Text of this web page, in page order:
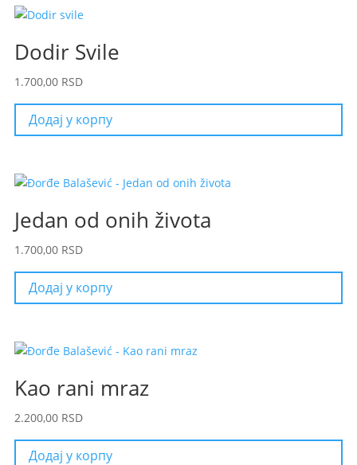
Dodir Svile
1.700,00 RSD
Додај у корпу
Jedan od onih života
1.700,00 RSD
Додај у корпу
Kao rani mraz
2.200,00 RSD
Додај у корпу